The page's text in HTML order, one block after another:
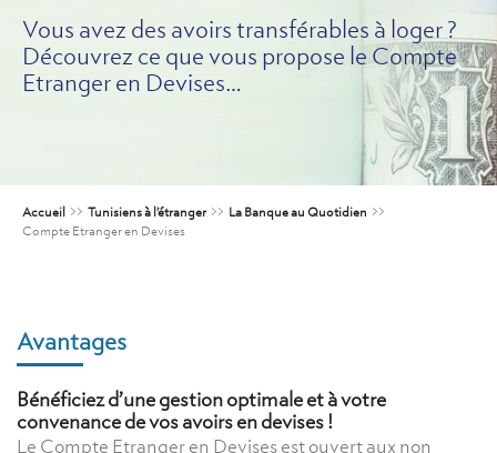
TUNISIENS À L'ETRANGER
SIMULATEURS
Vous avez des avoirs transférables à loger ?
Découvrez ce que vous propose le Compte
Etranger en Devises…
Accueil >> Tunisiens à l’étranger >> La Banque au Quotidien >>
Compte Etranger en Devises
Avantages
Bénéficiez d’une gestion optimale et à votre
convenance de vos avoirs en devises !
Le Compte Etranger en Devises est ouvert aux non